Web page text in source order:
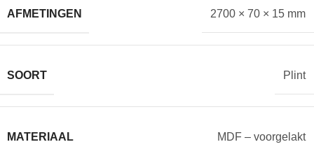
AFMETINGEN 2700 × 70 × 15 mm
SOORT Plint
MATERIAAL MDF – voorgelakt